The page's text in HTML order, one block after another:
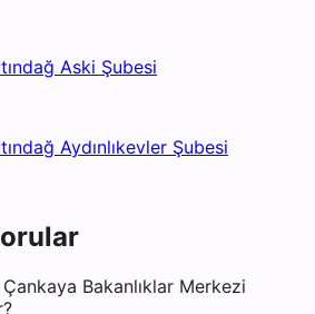
Aski Şubesi
Aydınlıkevler Şubesi
Bakanlıklar Merkezi